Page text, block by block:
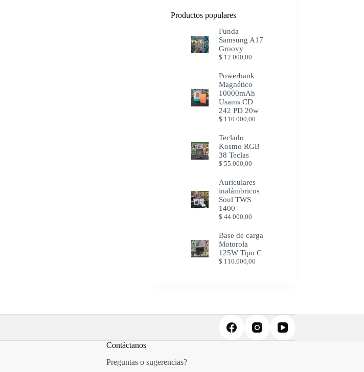
Productos populares
Funda
Samsung A17
Groovy
$ 12.000,00
Powerbank
Magnético
10000mAh
Usams CD
242 PD 20w
$ 110.000,00
Teclado
Kosmo RGB
38 Teclas
$ 55.000,00
Auriculares
inalámbricos
Soul TWS
1400
$ 44.000,00
Base de carga
Motorola
125W Tipo C
$ 110.000,00
Contáctanos
Preguntas o sugerencias?